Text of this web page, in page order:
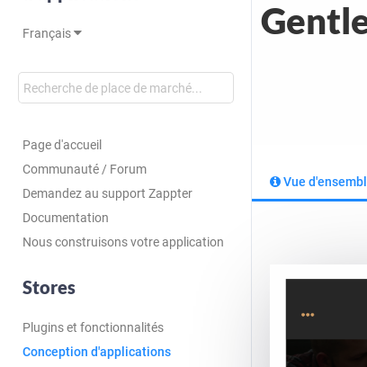
Français
Page d'accueil
Communauté / Forum
Demandez au support Zappter
Documentation
Nous construisons votre application
Stores
Plugins et fonctionnalités
Conception d'applications
Vue